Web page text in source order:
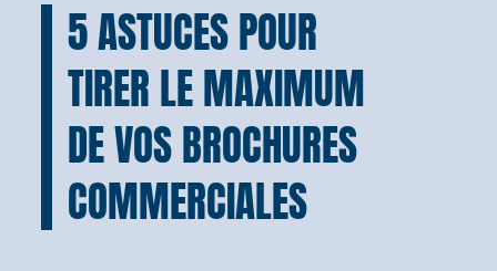
5 ASTUCES POUR
TIRER LE MAXIMUM
DE VOS BROCHURES
COMMERCIALES